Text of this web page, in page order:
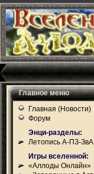
Главное меню
Главная (Новости)
Форум
Энци-разделы:
Летопись А-ПЗ-ЗвА
Игры вселенной:
«Аллоды Онлайн»